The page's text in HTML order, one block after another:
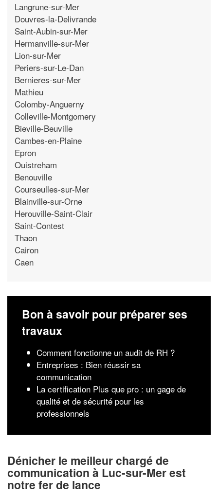
Langrune-sur-Mer
Douvres-la-Delivrande
Saint-Aubin-sur-Mer
Hermanville-sur-Mer
Lion-sur-Mer
Periers-sur-Le-Dan
Bernieres-sur-Mer
Mathieu
Colomby-Anguerny
Colleville-Montgomery
Bieville-Beuville
Cambes-en-Plaine
Epron
Ouistreham
Benouville
Courseulles-sur-Mer
Blainville-sur-Orne
Herouville-Saint-Clair
Saint-Contest
Thaon
Cairon
Caen
Bon à savoir pour préparer ses
travaux
Comment fonctionne un audit de RH ?
Entreprises : Bien réussir sa
communication
La certification Plus que pro : un gage de
qualité et de sécurité pour les
professionnels
Dénicher le meilleur chargé de
communication à Luc-sur-Mer est
notre fer de lance